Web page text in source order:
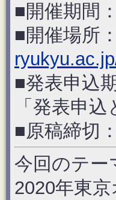
■開催期間
■開催場
■発表申込
「発表申
■原稿締
今回のテ
2020年東